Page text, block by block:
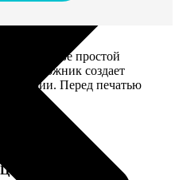
на основе простой
художник создает
Перед печатью
вами.
Цена, руб.